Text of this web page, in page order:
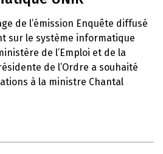
de l’émission Enquête diffusé
sur le système informatique
de l’Emploi et de la
de l’Ordre a souhaité
à la ministre Chantal